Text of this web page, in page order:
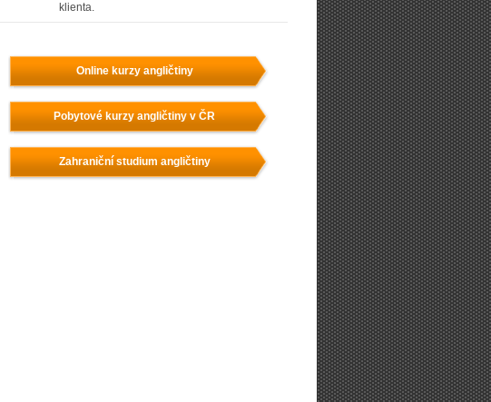
klienta.
Online kurzy angličtiny
Pobytové kurzy angličtiny v ČR
Zahraniční studium angličtiny